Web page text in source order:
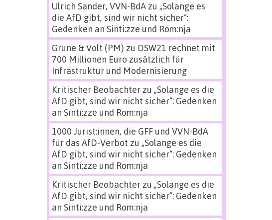
Ulrich Sander, VVN-BdAzu „Solange es
die AfD gibt, sind wir nicht sicher“:
Gedenken an Sinti:zze und Rom:nja
Grüne & Volt (PM) zu DSW21 rechnet mit
700 Millionen Euro zusätzlich für
Infrastruktur und Modernisierung
Kritischer Beobachterzu „Solange es die
AfD gibt, sind wir nicht sicher“: Gedenken
an Sinti:zze und Rom:nja
1000 Jurist:innen, die GFF und VVN-BdA
für das AfD-Verbot zu „Solange es die
AfD gibt, sind wir nicht sicher“: Gedenken
an Sinti:zze und Rom:nja
Kritischer Beobachterzu „Solange es die
AfD gibt, sind wir nicht sicher“: Gedenken
an Sinti:zze und Rom:nja